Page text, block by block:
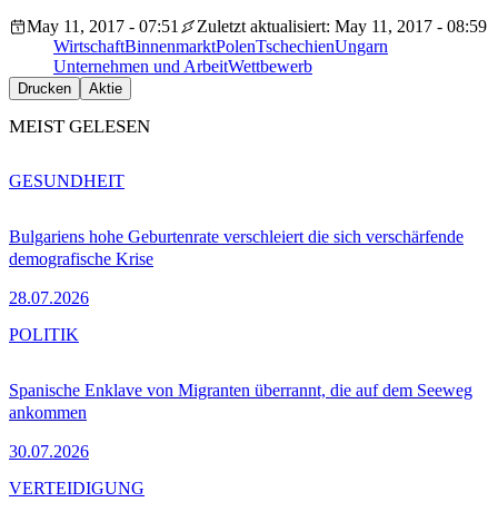
May 11, 2017 - 07:51
Zuletzt aktualisiert: May 11, 2017 - 08:59
WirtschaftBinnenmarktPolenTschechienUngarn
Unternehmen und ArbeitWettbewerb
Drucken Aktie
MEIST GELESEN
Bulgariens hohe Geburtenrate verschleiert die sich verschärfende
demografische Krise
28.07.2026
GESUNDHEIT
Spanische Enklave von Migranten überrannt, die auf dem Seeweg
ankommen
30.07.2026
POLITIK
VERTEIDIGUNG